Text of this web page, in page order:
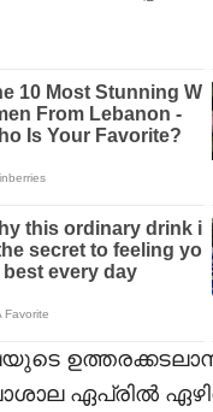
ഏപ്രിൽ